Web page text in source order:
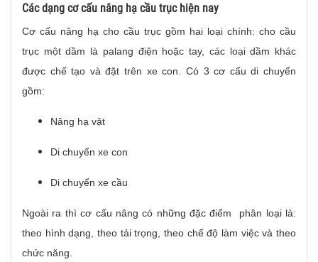
Các dạng cơ cấu nâng hạ cầu trục hiện nay
Cơ cấu nâng hạ cho cầu trục gồm hai loại chính: cho cầu
trục một dầm là palang điện hoặc tay, các loại dầm khác
được chế tạo và đặt trên xe con. Có 3 cơ cấu di chuyển
gồm:
Nâng hạ vật
Di chuyển xe con
Di chuyển xe cầu
Ngoài ra thì cơ cấu nâng có những đặc điểm phân loại là:
theo hình dạng, theo tải trọng, theo chế độ làm việc và theo
chức năng.